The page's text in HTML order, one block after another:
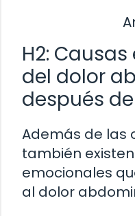
H2:
del dolor
después
Además de las
también
emocionales
al dolor